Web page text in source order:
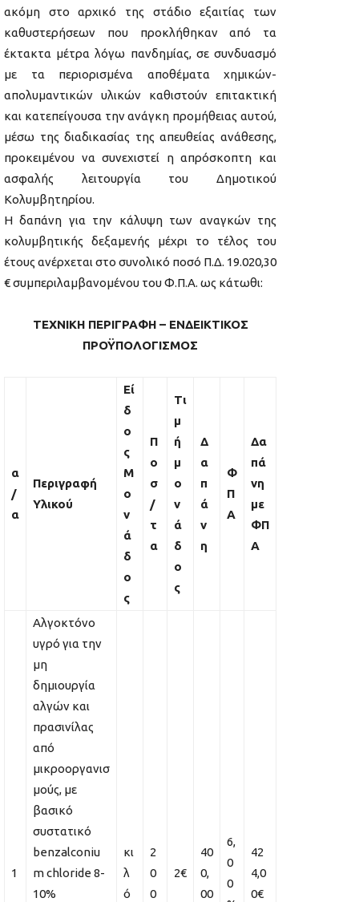
ακόμη στο αρχικό της στάδιο εξαιτίας των
καθυστερήσεων που προκλήθηκαν από τα
έκτακτα μέτρα λόγω πανδημίας, σε συνδυασμό
με τα περιορισμένα αποθέματα χημικών-
απολυμαντικών υλικών καθιστούν επιτακτική
και κατεπείγουσα την ανάγκη προμήθειας αυτού,
μέσω της διαδικασίας της απευθείας ανάθεσης,
προκειμένου να συνεχιστεί η απρόσκοπτη και
ασφαλής λειτουργία του Δημοτικού
Κολυμβητηρίου.
Η δαπάνη για την κάλυψη των αναγκών της
κολυμβητικής δεξαμενής μέχρι το τέλος του
έτους ανέρχεται στο συνολικό ποσό Π.Δ. 19.020,30
€ συμπεριλαμβανομένου του Φ.Π.Α. ως κάτωθι:
ΤΕΧΝΙΚΗ ΠΕΡΙΓΡΑΦΗ – ΕΝΔΕΙΚΤΙΚΟΣ
ΠΡΟΫΠΟΛΟΓΙΣΜΟΣ
α
/
α
Περιγραφή
Υλικού
Εί
δ
ο
ς
Μ
ο
ν
ά
δ
ο
ς
Π
ο
σ
/
τ
α
Τι
μ
ή
μ
ο
ν
ά
δ
ο
ς
Δ
α
π
ά
ν
η
Φ
Π
Α
Δα
πά
νη
με
ΦΠ
Α
1
Αλγοκτόνο
υγρό για την
μη
δημιουργία
αλγών και
πρασινίλας
από
μικροοργανισ
μούς, με
βασικό
συστατικό
benzalconiu
m chloride 8-
10%
κι
λ
ό
2
0
0
2€
40
0,
00
6,
0
0
42
4,0
0€